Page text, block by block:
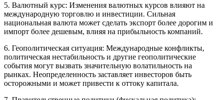
5. Валютный курс: Изменения валютных курсов влияют на
международную торговлю и инвестиции. Сильная
национальная валюта может сделать экспорт более дорогим и
импорт более дешевым, влияя на прибыльность компаний.
6. Геополитическая ситуация: Международные конфликты,
политическая нестабильность и другие геополитические
события могут вызвать значительную волатильность на
рынках. Неопределенность заставляет инвесторов быть
осторожными и может привести к оттоку капитала.